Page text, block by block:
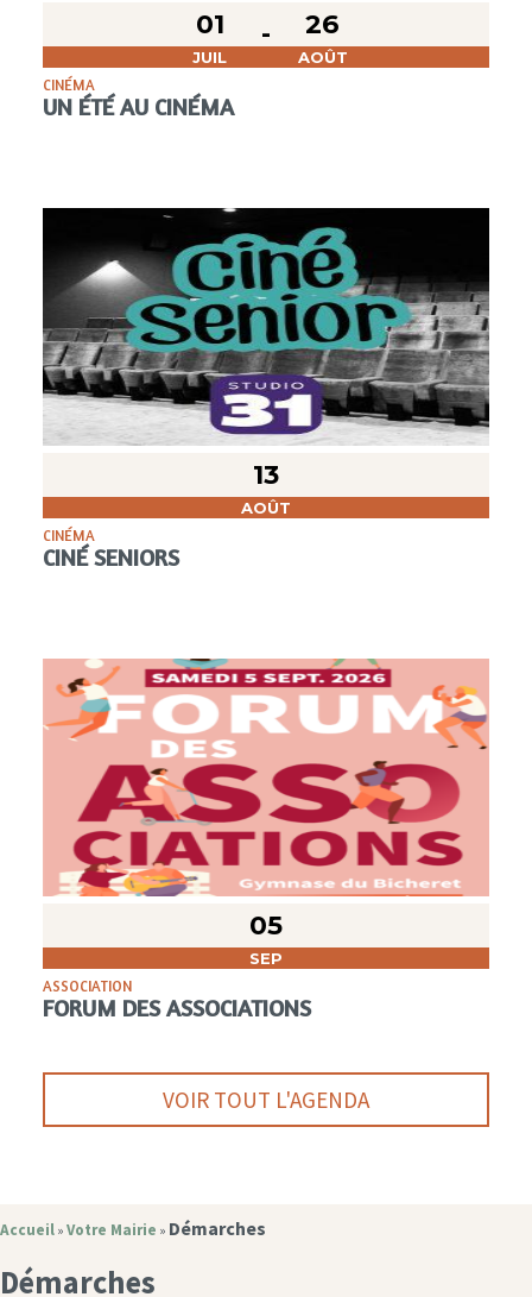
01
JUIL
26
AOÛT
CINÉMA
UN ÉTÉ AU CINÉMA
13
AOÛT
CINÉMA
CINÉ SENIORS
05
SEP
ASSOCIATION
FORUM DES ASSOCIATIONS
VOIR TOUT L'AGENDA
Accueil » Votre Mairie » Démarches
Démarches